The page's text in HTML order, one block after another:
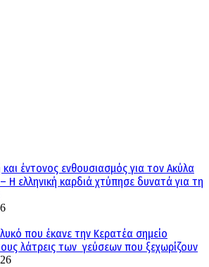
έντονος ενθουσιασμός για τον Ακύλα
Η ελληνική καρδιά χτύπησε δυνατά για τη
που έκανε την Κερατέα σημείο
λάτρεις των γεύσεων που ξεχωρίζουν